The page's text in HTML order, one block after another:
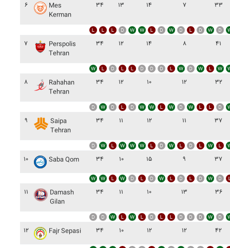
۶
Mes
Kerman
۳۴ ۱۳ ۱۴ ۷ ۳۳
۷
Perspolis
Tehran
۳۴ ۱۲ ۱۴ ۸ ۴۱
۸
Rahahan
Tehran
۳۴ ۱۲ ۱۰ ۱۲ ۳۲
۹
Saipa
Tehran
۳۴ ۱۱ ۱۲ ۱۱ ۳۷
۱۰ Saba Qom ۳۴ ۱۰ ۱۵ ۹ ۳۷
۱۱
Damash
Gilan
۳۴ ۱۱ ۱۰ ۱۳ ۳۶
۱۲ Fajr Sepasi ۳۴ ۱۰ ۱۲ ۱۲ ۴۲